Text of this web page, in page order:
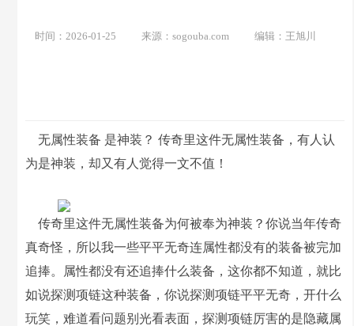
时间：2026-01-25 来源：sogouba.com 编辑：王旭川
无属性装备 是神装？ 传奇里这件无属性装备，有人认
为是神装，却又有人觉得一文不值！
传奇里这件无属性装备为何被奉为神装？你说当年传奇
真奇怪，所以我一些平平无奇连属性都没有的装备被完加
追捧。属性都没有还追捧什么装备，这你都不知道，就比
如说探测项链这种装备，你说探测项链平平无奇，开什么
玩笑，难道看问题别光看表面，探测项链厉害的是隐藏属